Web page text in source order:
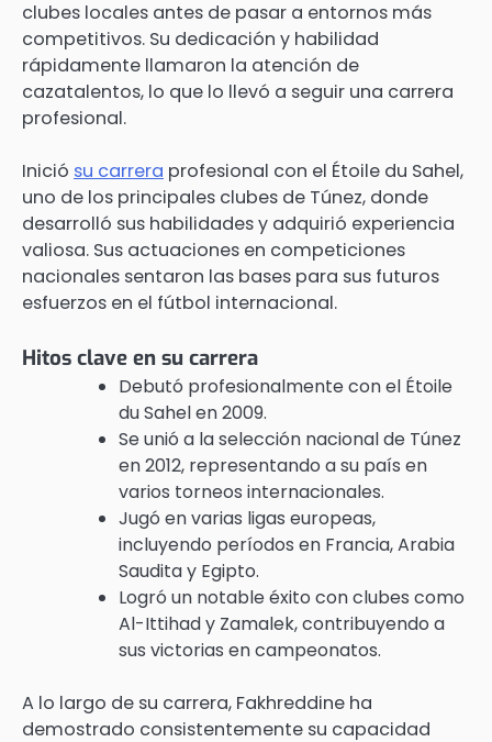
clubes locales antes de pasar a entornos más
competitivos. Su dedicación y habilidad
rápidamente llamaron la atención de
cazatalentos, lo que lo llevó a seguir una carrera
profesional.
Inició su carrera profesional con el Étoile du Sahel,
uno de los principales clubes de Túnez, donde
desarrolló sus habilidades y adquirió experiencia
valiosa. Sus actuaciones en competiciones
nacionales sentaron las bases para sus futuros
esfuerzos en el fútbol internacional.
Hitos clave en su carrera
Debutó profesionalmente con el Étoile
du Sahel en 2009.
Se unió a la selección nacional de Túnez
en 2012, representando a su país en
varios torneos internacionales.
Jugó en varias ligas europeas,
incluyendo períodos en Francia, Arabia
Saudita y Egipto.
Logró un notable éxito con clubes como
Al-Ittihad y Zamalek, contribuyendo a
sus victorias en campeonatos.
A lo largo de su carrera, Fakhreddine ha
demostrado consistentemente su capacidad